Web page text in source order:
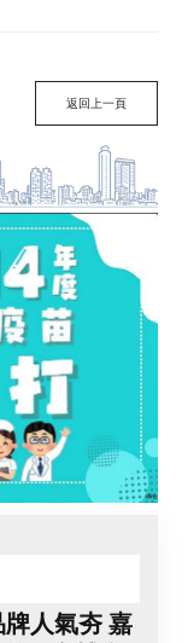
返回上一頁
人氣夯 嘉